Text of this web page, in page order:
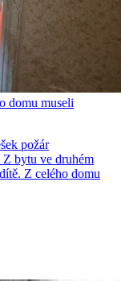
domu museli
požár
bytu ve druhém
Z celého domu